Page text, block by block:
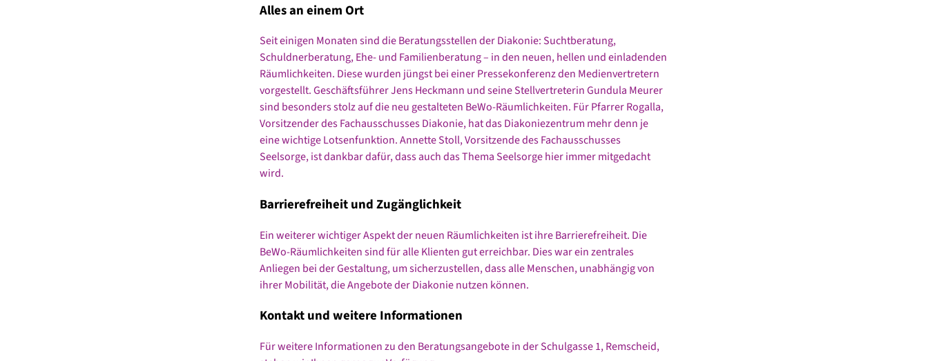
Alles an einem Ort
Seit einigen Monaten sind die Beratungsstellen der Diakonie: Suchtberatung,
Schuldnerberatung, Ehe- und Familienberatung – in den neuen, hellen und einladenden
Räumlichkeiten. Diese wurden jüngst bei einer Pressekonferenz den Medienvertretern
vorgestellt. Geschäftsführer Jens Heckmann und seine Stellvertreterin Gundula Meurer
sind besonders stolz auf die neu gestalteten BeWo-Räumlichkeiten. Für Pfarrer Rogalla,
Vorsitzender des Fachausschusses Diakonie, hat das Diakoniezentrum mehr denn je
eine wichtige Lotsenfunktion. Annette Stoll, Vorsitzende des Fachausschusses
Seelsorge, ist dankbar dafür, dass auch das Thema Seelsorge hier immer mitgedacht
wird.
Barrierefreiheit und Zugänglichkeit
Ein weiterer wichtiger Aspekt der neuen Räumlichkeiten ist ihre Barrierefreiheit. Die
BeWo-Räumlichkeiten sind für alle Klienten gut erreichbar. Dies war ein zentrales
Anliegen bei der Gestaltung, um sicherzustellen, dass alle Menschen, unabhängig von
ihrer Mobilität, die Angebote der Diakonie nutzen können.
Kontakt und weitere Informationen
Für weitere Informationen zu den Beratungsangebote in der Schulgasse 1, Remscheid,